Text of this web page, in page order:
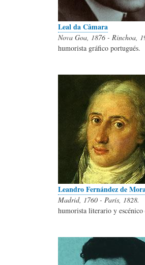
Leal da Câmara
Nova Goa, 1876 - Rinchoa,
humorista gráfico portugués.
Leandro Fernández de
Madrid, 1760 - París, 1828.
humorista literario y escénico